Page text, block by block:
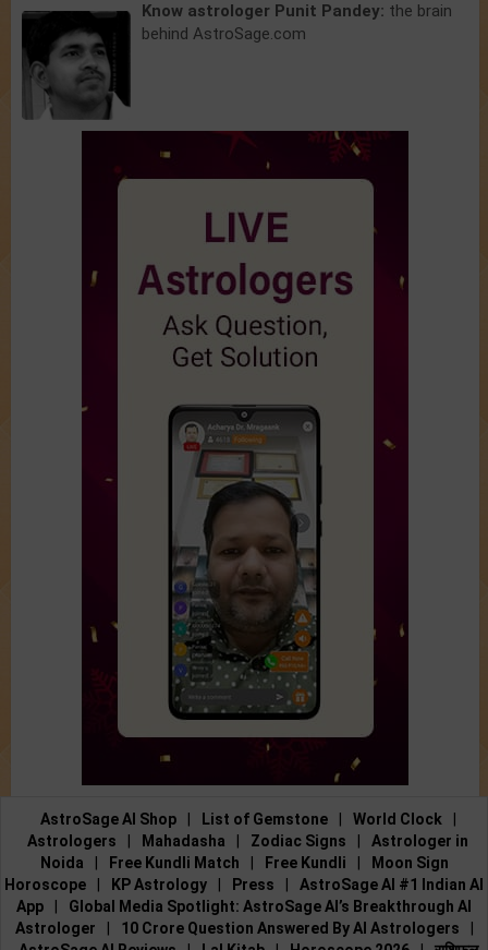
Know astrologer Punit Pandey: the brain
behind AstroSage.com
AstroSage AI Shop List of Gemstone World Clock
Astrologers
Mahadasha Zodiac Signs
Astrologer in
Noida
Free Kundli Match Free Kundli
Moon Sign
Horoscope
KP Astrology Press
AstroSage AI #1 Indian AI
App
Global Media Spotlight: AstroSage AI’s Breakthrough AI
Astrologer
10 Crore Question Answered By AI Astrologers